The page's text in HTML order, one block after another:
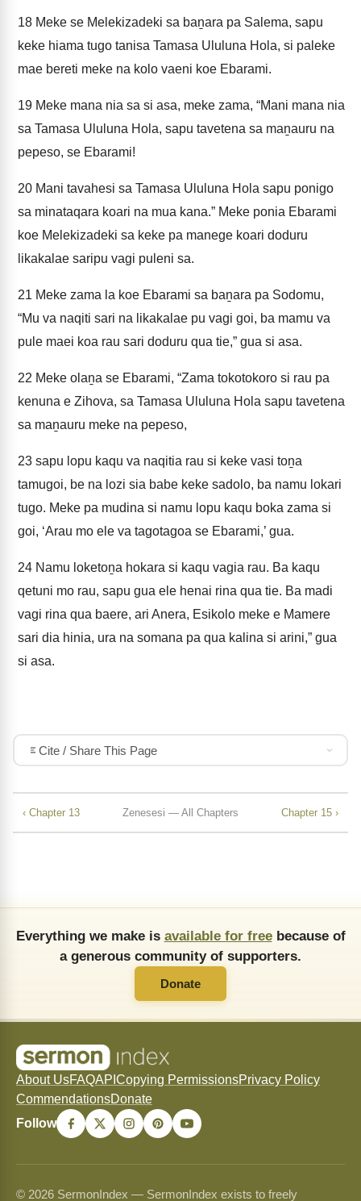
18 Meke se Melekizadeki sa baṉara pa Salema, sapu
keke hiama tugo tanisa Tamasa Ululuna Hola, si paleke
mae bereti meke na kolo vaeni koe Ebarami.
19 Meke mana nia sa si asa, meke zama, “Mani mana nia
sa Tamasa Ululuna Hola, sapu tavetena sa maṉauru na
pepeso, se Ebarami!
20 Mani tavahesi sa Tamasa Ululuna Hola sapu ponigo
sa minataqara koari na mua kana.” Meke ponia Ebarami
koe Melekizadeki sa keke pa manege koari doduru
likakalae saripu vagi puleni sa.
21 Meke zama la koe Ebarami sa baṉara pa Sodomu,
“Mu va naqiti sari na likakalae pu vagi goi, ba mamu va
pule maei koa rau sari doduru qua tie,” gua si asa.
22 Meke olaṉa se Ebarami, “Zama tokotokoro si rau pa
kenuna e Zihova, sa Tamasa Ululuna Hola sapu tavetena
sa maṉauru meke na pepeso,
23 sapu lopu kaqu va naqitia rau si keke vasi toṉa
tamugoi, be na lozi sia babe keke sadolo, ba namu lokari
tugo. Meke pa mudina si namu lopu kaqu boka zama si
goi, ‘Arau mo ele va tagotagoa se Ebarami,’ gua.
24 Namu loketoṉa hokara si kaqu vagia rau. Ba kaqu
qetuni mo rau, sapu gua ele henai rina qua tie. Ba madi
vagi rina qua baere, ari Anera, Esikolo meke e Mamere
sari dia hinia, ura na somana pa qua kalina si arini,” gua
si asa.
Cite / Share This Page
‹ Chapter 13 Zenesesi — All Chapters Chapter 15 ›
Everything we make is available for freebecause of
a generous community of supporters.
Donate
About UsFAQAPI Copying PermissionsPrivacy Policy
CommendationsDonate
Follow
© 2026 SermonIndex — SermonIndex exists to freely